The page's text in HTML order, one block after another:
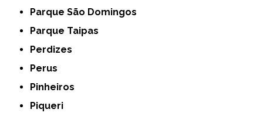
Parque São Domingos
Parque Taipas
Perdizes
Perus
Pinheiros
Piqueri